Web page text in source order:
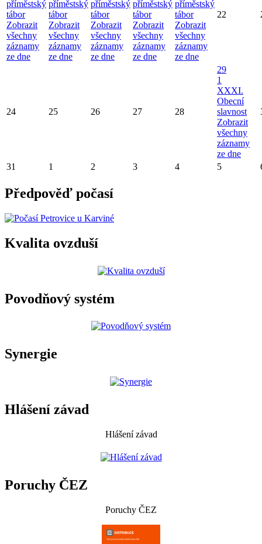
příměstský
tábor
Zobrazit
všechny
záznamy
ze dne
příměstský
tábor
Zobrazit
všechny
záznamy
ze dne
příměstský
tábor
Zobrazit
všechny
záznamy
ze dne
příměstský
tábor
Zobrazit
všechny
záznamy
ze dne
příměstský
tábor
Zobrazit
všechny
záznamy
ze dne
22
24 25 26 27 28
29
1
XXXI.
Obecní
slavnost
Zobrazit
všechny
záznamy
ze dne
31 1 2 3 4 5
Předpověď počasí
Kvalita ovzduší
Povodňový systém
Synergie
Hlášení závad
Hlášení závad
Poruchy ČEZ
Poruchy ČEZ